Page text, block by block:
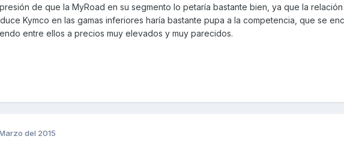
de que la MyRoad en su segmento lo petaría bastante bien, ya que la
Kymco en las gamas inferiores haría bastante pupa a la competencia, que se
entre ellos a precios muy elevados y muy parecidos.
del 2015